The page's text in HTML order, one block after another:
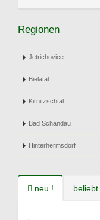
Regionen
Jetrichovice
Bielatal
Kirnitzschtal
Bad Schandau
Hinterhermsdorf
neu ! beliebt